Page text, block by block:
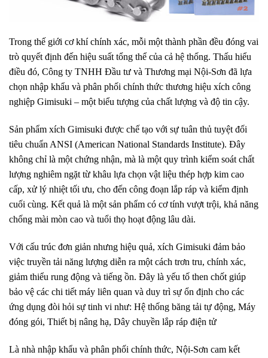
Trong thế giới cơ khí chính xác, mỗi một thành phần đều đóng vai
trò quyết định đến hiệu suất tổng thể của cả hệ thống. Thấu hiểu
điều đó, Công ty TNHH Đầu tư và Thương mại Nội-Sơn đã lựa
chọn nhập khẩu và phân phối chính thức thương hiệu xích công
nghiệp Gimisuki – một biểu tượng của chất lượng và độ tin cậy.
Sản phẩm xích Gimisuki được chế tạo với sự tuân thủ tuyệt đối
tiêu chuẩn ANSI (American National Standards Institute). Đây
không chỉ là một chứng nhận, mà là một quy trình kiểm soát chất
lượng nghiêm ngặt từ khâu lựa chọn vật liệu thép hợp kim cao
cấp, xử lý nhiệt tối ưu, cho đến công đoạn lắp ráp và kiểm định
cuối cùng. Kết quả là một sản phẩm có cơ tính vượt trội, khả năng
chống mài mòn cao và tuổi thọ hoạt động lâu dài.
Với cấu trúc đơn giản nhưng hiệu quả, xích Gimisuki đảm bảo
việc truyền tải năng lượng diễn ra một cách trơn tru, chính xác,
giảm thiểu rung động và tiếng ồn. Đây là yếu tố then chốt giúp
bảo vệ các chi tiết máy liên quan và duy trì sự ổn định cho các
ứng dụng đòi hỏi sự tinh vi như: Hệ thống băng tải tự động, Máy
đóng gói, Thiết bị nâng hạ, Dây chuyền lắp ráp điện tử
Là nhà nhập khẩu và phân phối chính thức, Nội-Sơn cam kết